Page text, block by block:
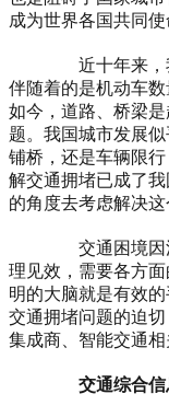
成为世界各国共同使
近十年来，我
伴随着的是机动车
如今，道路、桥梁
题。我国城市发展
铺桥，还是车辆限
解交通拥堵已成了
的角度去考虑解决这
交通困境因
理见效，需要各方
明的大脑就是有效
交通拥堵问题的迫
集成商、智能交通相
交通综合信